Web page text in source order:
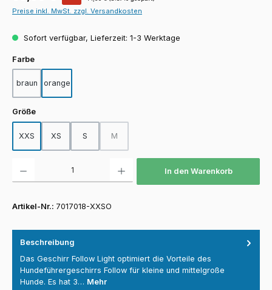
Preise inkl. MwSt. zzgl. Versandkosten
Sofort verfügbar, Lieferzeit: 1-3 Werktage
Farbeauswählen
braun orange
Größeauswählen
XXS XS S M
(Diese Option ist zurzeit nicht verfügbar.)
In den Warenkorb
Artikel-Nr.: 7017018-XXSO
Beschreibung
Das Geschirr Follow Light optimiert die Vorteile des
Hundeführergeschirrs Follow für kleine und mittelgroße
Hunde. Es hat 3… Mehr